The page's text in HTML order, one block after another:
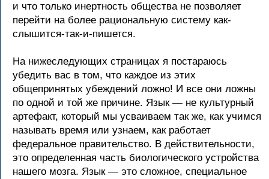
и что только инертность общества не позволяет
перейти на более рациональную систему как-
слышится-так-и-пишется.
На нижеследующих страницах я постараюсь
убедить вас в том, что каждое из этих
общепринятых убеждений ложно! И все они ложны
по одной и той же причине. Язык — не культурный
артефакт, который мы усваиваем так же, как учимся
называть время или узнаем, как работает
федеральное правительство. В действительности,
это определенная часть биологического устройства
нашего мозга. Язык — это сложное, специальное